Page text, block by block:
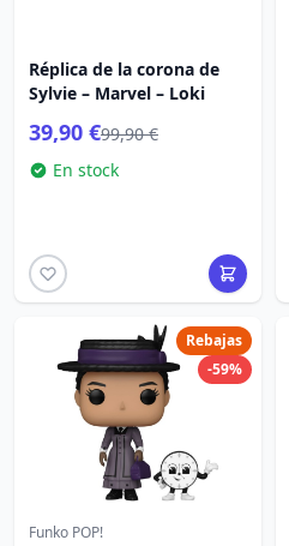
Réplica de la corona de
Sylvie – Marvel – Loki
39,90 €99,90 €
En stock
Rebajas
-59%
Funko POP!